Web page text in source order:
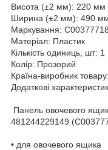
Висота (±2 мм): 220 мм
Ширина (±2 мм): 490
Маркування:
Матеріал: Пластик
Кількість одиниць, шт: 1
Колір: Прозорий
Країна-виробник товару:
Додаткові
Панель овочевого
481244229149
• для овочевого ящика